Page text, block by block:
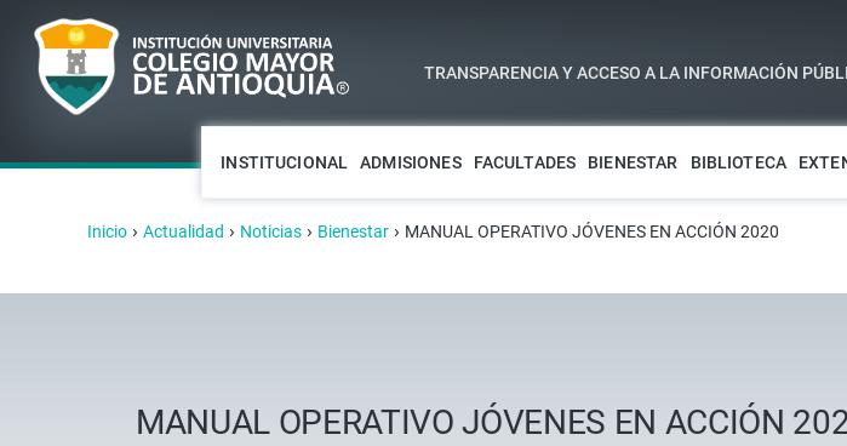
TRANSPARENCIA Y ACCESO A LA INFORMACIÓN
INSTITUCIONAL ADMISIONES FACULTADES BIENESTAR BIBLIOTECA
Inicio › Actualidad › Noticias › Bienestar › MANUAL OPERATIVO JÓVENES EN ACCIÓN 2020
MANUAL OPERATIVO JÓVENES EN ACCIÓN